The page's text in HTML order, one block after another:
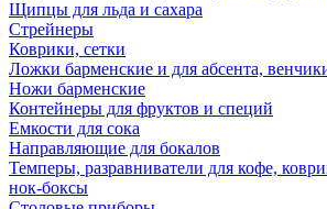
Щипцы для льда и сахара
Стрейнеры
Коврики, сетки
Ложки барменские и для абсента,
Ножи барменские
Контейнеры для фруктов и специй
Емкости для сока
Направляющие для бокалов
Темперы, разравниватели для кофе,
нок-боксы